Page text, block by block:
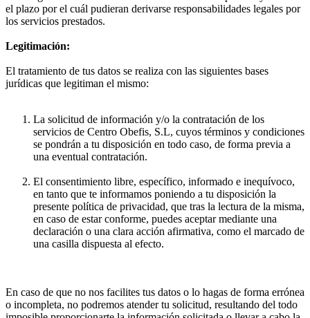
el plazo por el cuál pudieran derivarse responsabilidades legales por
los servicios prestados.
Legitimación:
El tratamiento de tus datos se realiza con las siguientes bases
jurídicas que legitiman el mismo:
La solicitud de información y/o la contratación de los
servicios de Centro Obefis, S.L, cuyos términos y condiciones
se pondrán a tu disposición en todo caso, de forma previa a
una eventual contratación.
El consentimiento libre, específico, informado e inequívoco,
en tanto que te informamos poniendo a tu disposición la
presente política de privacidad, que tras la lectura de la misma,
en caso de estar conforme, puedes aceptar mediante una
declaración o una clara acción afirmativa, como el marcado de
una casilla dispuesta al efecto.
En caso de que no nos facilites tus datos o lo hagas de forma errónea
o incompleta, no podremos atender tu solicitud, resultando del todo